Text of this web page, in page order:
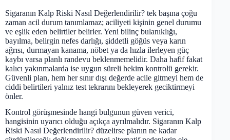
Sigaranın Kalp Riski Nasıl Değerlendirilir? tek başına çoğu
zaman acil durum tanımlamaz; aciliyeti kişinin genel durumu
ve eşlik eden belirtiler belirler. Yeni bilinç bulanıklığı,
bayılma, belirgin nefes darlığı, şiddetli göğüs veya karın
ağrısı, durmayan kanama, nöbet ya da hızla ilerleyen güç
kaybı varsa planlı randevu beklenmemelidir. Daha hafif fakat
kalıcı yakınmalarda ise uygun süreli hekim kontrolü gerekir.
Güvenli plan, hem her sınır dışı değerde acile gitmeyi hem de
ciddi belirtileri yalnız test tekrarını bekleyerek geciktirmeyi
önler.
Kontrol görüşmesinde hangi bulgunun güven verici,
hangisinin uyarıcı olduğu açıkça ayrılmalıdır. Sigaranın Kalp
Riski Nasıl Değerlendirilir? düzelirse planın ne kadar